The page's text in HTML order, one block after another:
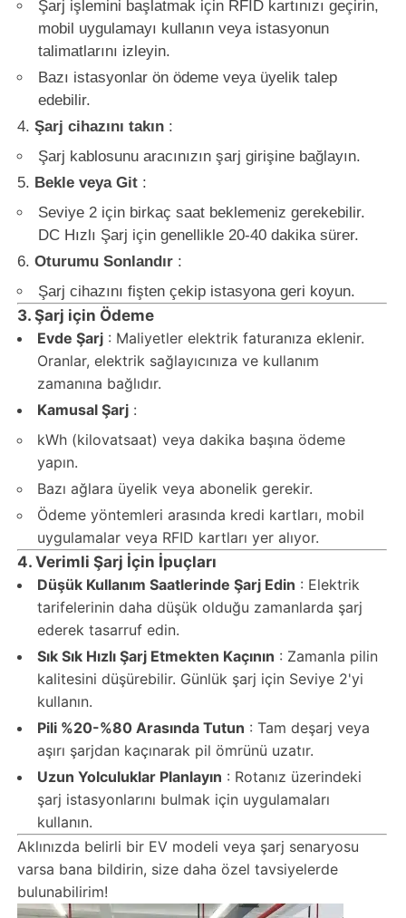
Şarj işlemini başlatmak için RFID kartınızı geçirin,
mobil uygulamayı kullanın veya istasyonun
talimatlarını izleyin.
Bazı istasyonlar ön ödeme veya üyelik talep
edebilir.
Şarj cihazını takın:
Şarj kablosunu aracınızın şarj girişine bağlayın.
Bekle veya Git:
Seviye 2 için birkaç saat beklemeniz gerekebilir.
DC Hızlı Şarj için genellikle 20-40 dakika sürer.
Oturumu Sonlandır:
Şarj cihazını fişten çekip istasyona geri koyun.
3. Şarj için Ödeme
Evde Şarj: Maliyetler elektrik faturanıza eklenir.
Oranlar, elektrik sağlayıcınıza ve kullanım
zamanına bağlıdır.
Kamusal Şarj:
kWh (kilovatsaat) veya dakika başına ödeme
yapın.
Bazı ağlara üyelik veya abonelik gerekir.
Ödeme yöntemleri arasında kredi kartları, mobil
uygulamalar veya RFID kartları yer alıyor.
4. Verimli Şarj İçin İpuçları
Düşük Kullanım Saatlerinde Şarj Edin : Elektrik
tarifelerinin daha düşük olduğu zamanlarda şarj
ederek tasarruf edin.
Sık Sık Hızlı Şarj Etmekten Kaçının : Zamanla pilin
kalitesini düşürebilir. Günlük şarj için Seviye 2'yi
kullanın.
Pili %20-%80 Arasında Tutun : Tam deşarj veya
aşırı şarjdan kaçınarak pil ömrünü uzatır.
Uzun Yolculuklar Planlayın : Rotanız üzerindeki
şarj istasyonlarını bulmak için uygulamaları
kullanın.
Aklınızda belirli bir EV modeli veya şarj senaryosu
varsa bana bildirin, size daha özel tavsiyelerde
bulunabilirim!